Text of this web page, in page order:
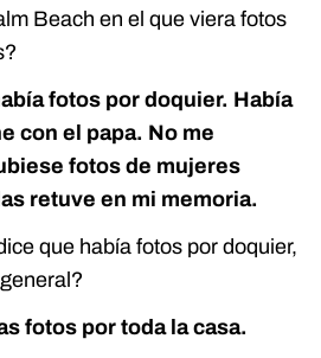
Beach en el que viera fotos
fotos por doquier. Había
con el papa. No me
fotos de mujeres
retuve en mi memoria.
que había fotos por doquier,
fotos por toda la casa.